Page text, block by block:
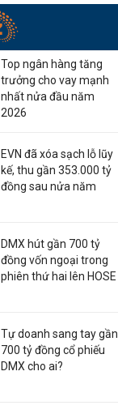
Top ngân hàng tăng
trưởng cho vay mạnh
nhất nửa đầu năm
2026
EVN đã xóa sạch lỗ lũy
kế, thu gần 353.000 tỷ
đồng sau nửa năm
DMX hút gần 700 tỷ
đồng vốn ngoại trong
phiên thứ hai lên HOSE
Tự doanh sang tay gần
700 tỷ đồng cổ phiếu
DMX cho ai?